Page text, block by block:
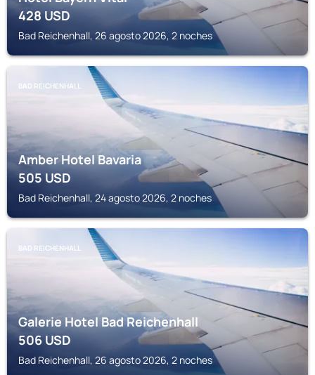
428USD
Bad Reichenhall, 26 agosto 2026, 2 noches
BAD REICHENHALL
Amber Hotel Bavaria
505USD
Bad Reichenhall, 24 agosto 2026, 2 noches
BAD REICHENHALL
Galerie Hotel Bad Reichenhall
506USD
Bad Reichenhall, 26 agosto 2026, 2 noches